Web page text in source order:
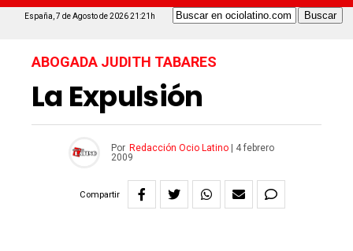
España, 7 de Agosto de 2026 21:21h
ABOGADA JUDITH TABARES
La Expulsión
Por Redacción Ocio Latino
4 febrero
2009
Compartir